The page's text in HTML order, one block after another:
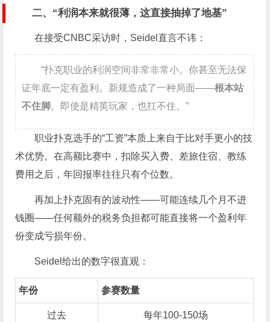
二、“利润本来就很薄，这直接抽掉了地基”
在接受CNBC采访时，Seidel直言不讳：
“扑克职业的利润空间非常非常小。你甚至无法保
证年底一定有盈利。新规造成了一种局面——根本站
不住脚。即使是精英玩家，也扛不住。”
职业扑克选手的“工资”本质上来自于比对手更小的技
术优势。在高额比赛中，扣除买入费、差旅住宿、教练
费用之后，年回报率往往只有个位数。
再加上扑克固有的波动性——可能连续几个月不进
钱圈——任何额外的税务负担都可能直接将一个盈利年
份变成亏损年份。
Seidel给出的数字很直观：
年份 参赛数量
过去 每年100-150场